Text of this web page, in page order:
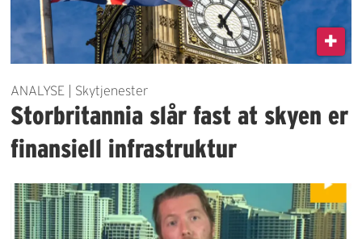
ANALYSE | Skytjenester
Storbritannia slår fast at skyen er
finansiell infrastruktur